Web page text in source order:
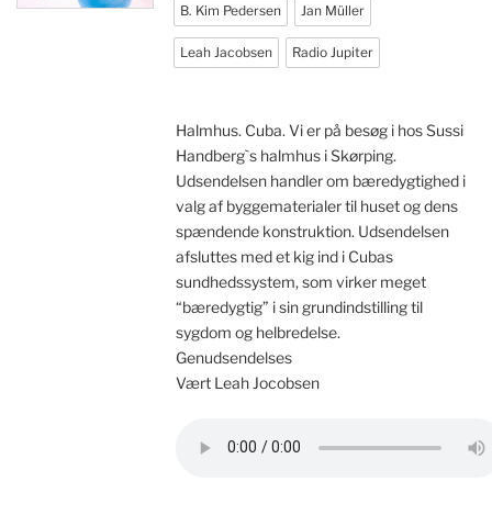
B. Kim Pedersen Jan Müller
Leah Jacobsen Radio Jupiter
Halmhus. Cuba. Vi er på besøg i hos Sussi
Handberg`s halmhus i Skørping.
Udsendelsen handler om bæredygtighed i
valg af byggematerialer til huset og dens
spændende konstruktion. Udsendelsen
afsluttes med et kig ind i Cubas
sundhedssystem, som virker meget
“bæredygtig” i sin grundindstilling til
sygdom og helbredelse.
Genudsendelses
Vært Leah Jocobsen